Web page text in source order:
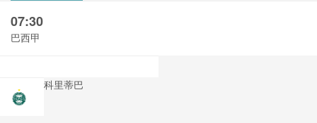
07:30
巴西甲
科里蒂巴